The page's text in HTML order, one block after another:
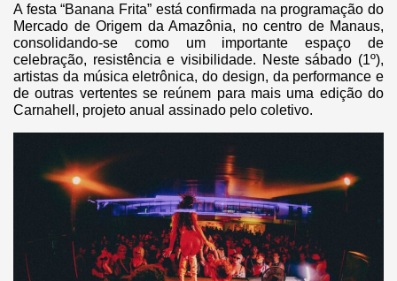
A festa “Banana Frita” está confirmada na programação do
Mercado de Origem da Amazônia, no centro de Manaus,
consolidando-se como um importante espaço de
celebração, resistência e visibilidade. Neste sábado (1º),
artistas da música eletrônica, do design, da performance e
de outras vertentes se reúnem para mais uma edição do
Carnahell, projeto anual assinado pelo coletivo.